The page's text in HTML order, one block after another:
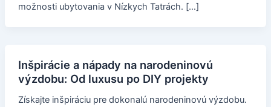
možnosti ubytovania v Nízkych Tatrách. […]
Inšpirácie a nápady na narodeninovú
výzdobu: Od luxusu po DIY projekty
Získajte inšpiráciu pre dokonalú narodeninovú výzdobu.